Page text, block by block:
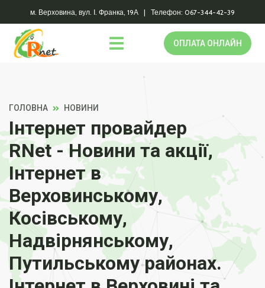
м. Верховина, вул. І. Франка, 19А | Телефон: 067-344-42-39
ОПЛАТА ОНЛАЙН
ГОЛОВНА НОВИНИ
Інтернет провайдер
RNet - Новини та акції,
Інтернет в
Верховинському,
Косівському,
Надвірнянському,
Путильському районах.